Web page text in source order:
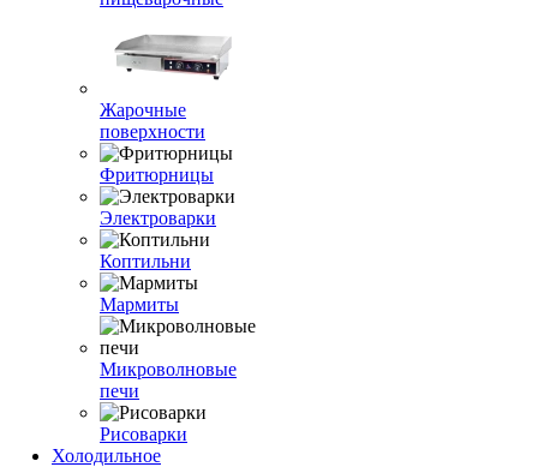
Жарочные
поверхности
Фритюрницы
Электроварки
Коптильни
Мармиты
Микроволновые
печи
Рисоварки
Холодильное